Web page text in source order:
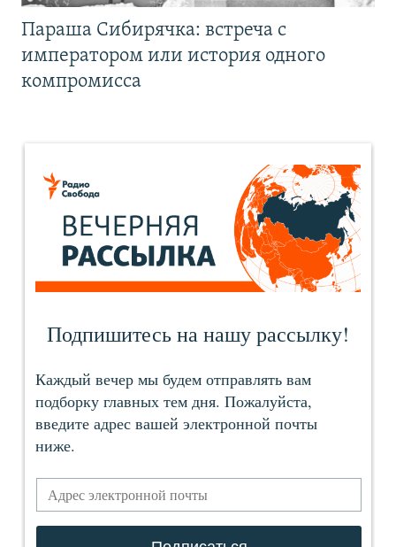
Параша Сибирячка: встреча с
императором или история одного
компромисса